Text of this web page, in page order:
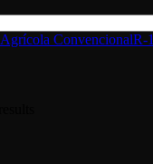
Agrícola ConvencionalR-1